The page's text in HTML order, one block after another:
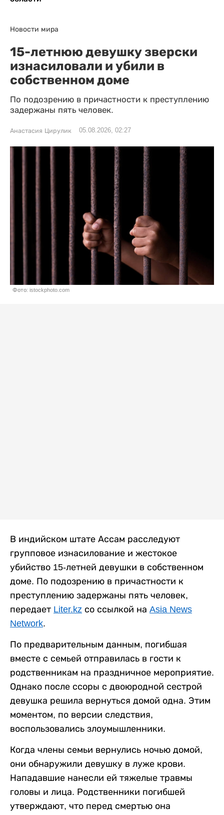
Новости мира
15-летнюю девушку зверски
изнасиловали и убили в
собственном доме
По подозрению в причастности к преступлению
задержаны пять человек.
Анастасия Цирулик 05.08.2026, 02:27
Фото: istockphoto.com
В индийском штате Ассам расследуют
групповое изнасилование и жестокое
убийство 15-летней девушки в собственном
доме. По подозрению в причастности к
преступлению задержаны пять человек,
передает Liter.kz со ссылкой на Asia News
Network.
По предварительным данным, погибшая
вместе с семьей отправилась в гости к
родственникам на праздничное мероприятие.
Однако после ссоры с двоюродной сестрой
девушка решила вернуться домой одна. Этим
моментом, по версии следствия,
воспользовались злоумышленники.
Когда члены семьи вернулись ночью домой,
они обнаружили девушку в луже крови.
Нападавшие нанесли ей тяжелые травмы
головы и лица. Родственники погибшей
утверждают, что перед смертью она